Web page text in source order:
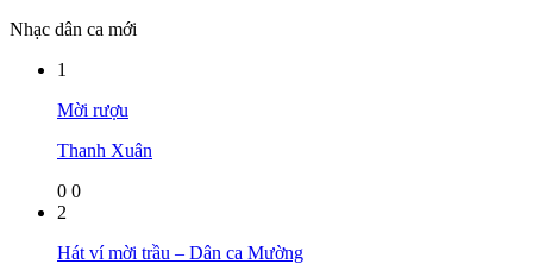
Nhạc dân ca mới
1
Mời rượu
Thanh Xuân
0 0
2
Hát ví mời trầu – Dân ca Mường